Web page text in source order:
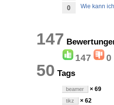
0 Wie kann
147
147 0
50 Tags
beamer × 69
tikz × 62